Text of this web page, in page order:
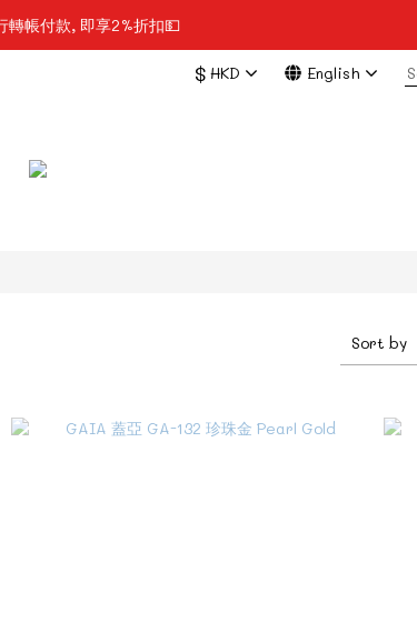
順豐自提點免運費📦📦
轉帳付款, 即享2%折扣💵
$ HKD English
Sort by